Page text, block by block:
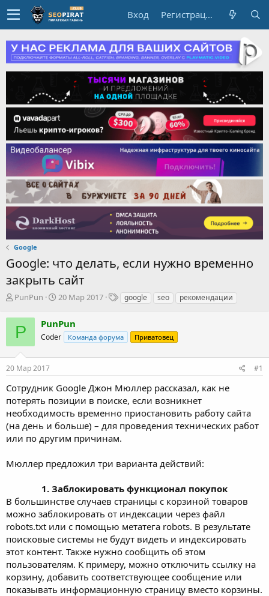
Вход Регистрация
Google
Google: что делать, если нужно временно
закрыть сайт
А
т
о
р
м
PunPun
Д
а
н
л
а
20 Мар 2017
Т
и
google seo рекомендации
P PunPun
Coder Команда форума Приватовец
20 Мар 2017 #1
Сотрудник Google Джон Мюллер рассказал, как не
потерять позиции в поиске, если возникнет
необходимость временно приостановить работу сайта
(на день и больше) – для проведения технических работ
или по другим причинам.
Мюллер предложил три варианта действий:
1. Заблокировать функционал покупок
В большинстве случаев страницы с корзиной товаров
можно заблокировать от индексации через файл
robots.txt или с помощью метатега robots. В результате
поисковые системы не будут видеть и индексировать
этот контент. Также нужно сообщить об этом
пользователям. К примеру, можно отключить ссылку на
корзину, добавить соответствующее сообщение или
показывать информационную страницу вместо корзины.